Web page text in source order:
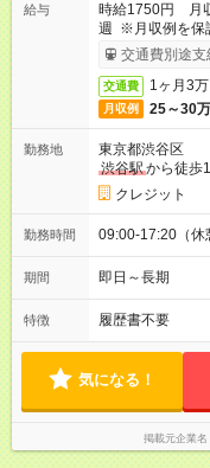
給与
時給1750円 月
週 ※月収例を保
交通費別途支
交通費 1ヶ月3
月収例 25～30
勤務地
東京都渋谷区
渋谷駅から徒歩
クレジット
勤務時間 09:00-17:20（休
期間 即日～長期
特徴 履歴書不要
気になる！
掲載元企業名